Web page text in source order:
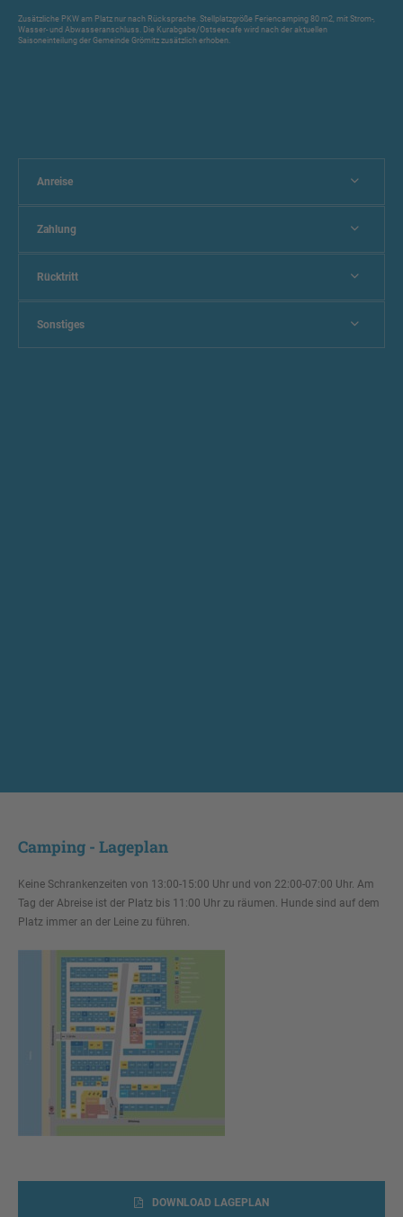
Zusätzliche PKW am Platz nur nach Rücksprache. Stellplatzgröße Feriencamping 80 m2, mit Strom-,
Wasser- und Abwasseranschluss. Die Kurabgabe/Ostseecafe wird nach der aktuellen
Saisoneinteilung der Gemeinde Grömitz zusätzlich erhoben.
Anreise
Zahlung
Rücktritt
Sonstiges
Camping - Lageplan
Keine Schrankenzeiten von 13:00-15:00 Uhr und von 22:00-07:00 Uhr. Am
Tag der Abreise ist der Platz bis 11:00 Uhr zu räumen. Hunde sind auf dem
Platz immer an der Leine zu führen.
DOWNLOAD LAGEPLAN